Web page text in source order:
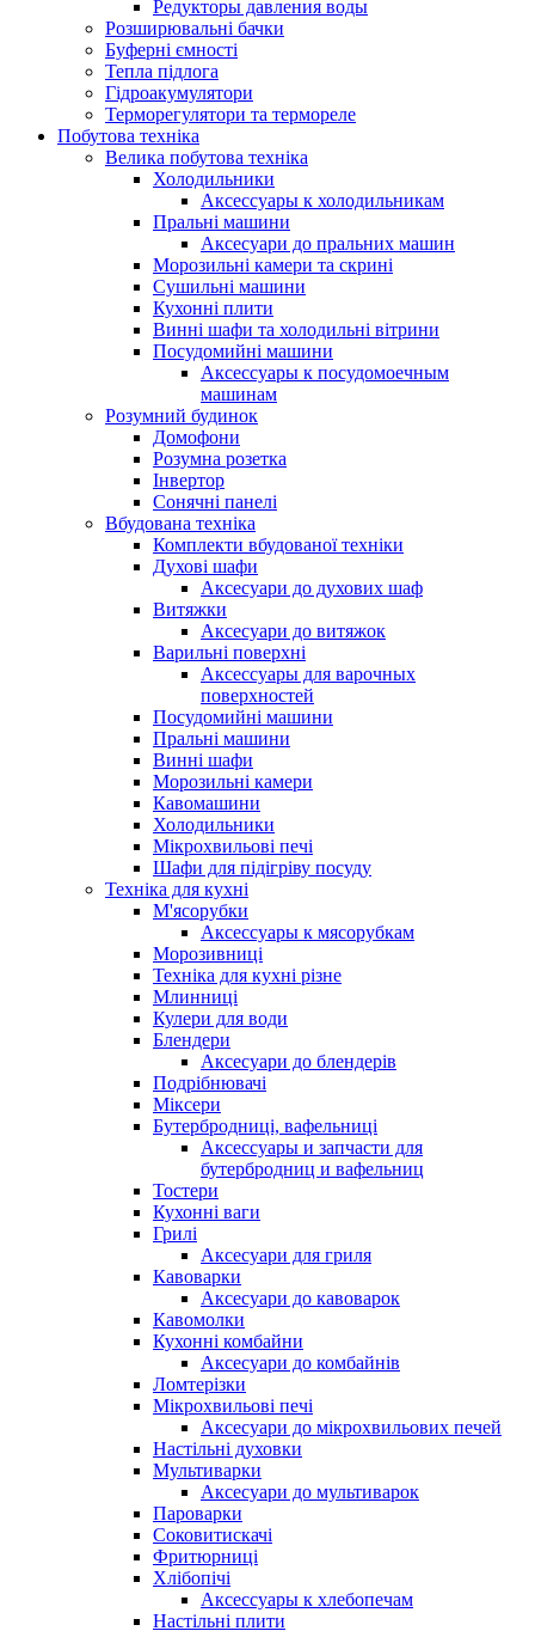
Редукторы давления воды
Розширювальні бачки
Буферні ємності
Тепла підлога
Гідроакумулятори
Терморегулятори та термореле
Побутова техніка
Велика побутова техніка
Холодильники
Аксессуары к холодильникам
Пральні машини
Аксесуари до пральних машин
Морозильні камери та скрині
Сушильні машини
Кухонні плити
Винні шафи та холодильні вітрини
Посудомийні машини
Аксессуары к посудомоечным
машинам
Розумний будинок
Домофони
Розумна розетка
Інвертор
Сонячні панелі
Вбудована техніка
Комплекти вбудованої техніки
Духові шафи
Аксесуари до духових шаф
Витяжки
Аксесуари до витяжок
Варильні поверхні
Аксессуары для варочных
поверхностей
Посудомийні машини
Пральні машини
Винні шафи
Морозильні камери
Кавомашини
Холодильники
Мікрохвильові печі
Шафи для підігріву посуду
Техніка для кухні
М'ясорубки
Аксессуары к мясорубкам
Морозивниці
Техніка для кухні різне
Млинниці
Кулери для води
Блендери
Аксесуари до блендерів
Подрібнювачі
Міксери
Бутербродниці, вафельниці
Аксессуары и запчасти для
бутербродниц и вафельниц
Тостери
Кухонні ваги
Грилі
Аксесуари для гриля
Кавоварки
Аксесуари до кавоварок
Кавомолки
Кухонні комбайни
Аксесуари до комбайнів
Ломтерізки
Мікрохвильові печі
Аксесуари до мікрохвильових печей
Настільні духовки
Мультиварки
Аксесуари до мультиварок
Пароварки
Соковитискачі
Фритюрниці
Хлібопічі
Аксессуары к хлебопечам
Настільні плити